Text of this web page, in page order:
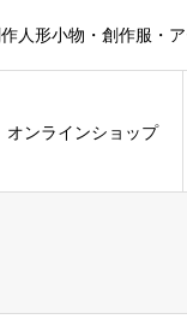
人形小物・創作服・
オンラインショップ